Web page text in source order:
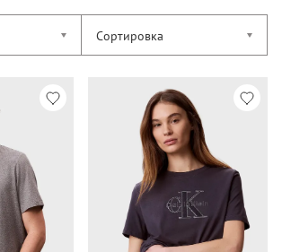
Сортировка